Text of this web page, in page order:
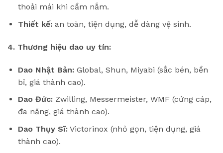
thoải mái khi cầm nắm.
Thiết kế:an toàn, tiện dụng, dễ dàng vệ sinh.
4. Thương hiệu dao uy tín:
Dao Nhật Bản:Global, Shun, Miyabi (sắc bén, bền
bỉ, giá thành cao).
Dao Đức:Zwilling, Messermeister, WMF (cứng cáp,
đa năng, giá thành cao).
Dao Thụy Sĩ:Victorinox (nhỏ gọn, tiện dụng, giá
thành cao).